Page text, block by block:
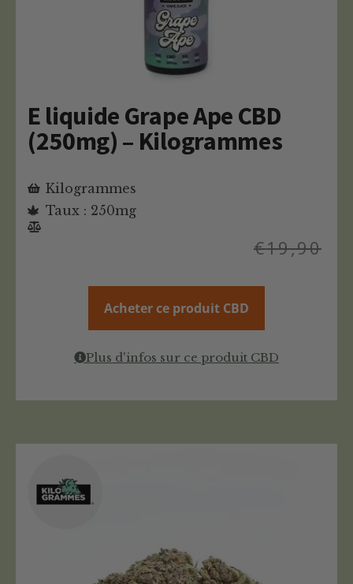
E liquide Grape Ape CBD
(250mg) – Kilogrammes
Kilogrammes
Taux : 250mg
€19,90
Acheter ce produit CBD
Plus d'infos sur ce produit CBD